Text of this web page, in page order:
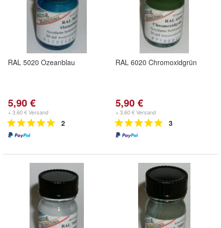
RAL 5020 Ozeanblau
5,90 €
+ 3,60 € Versand
2
RAL 6020 Chromoxidgrün
5,90 €
+ 3,60 € Versand
3